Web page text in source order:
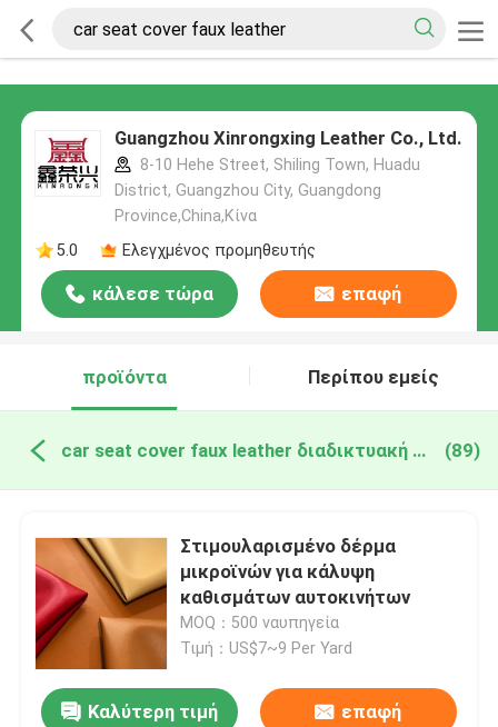
Guangzhou Xinrongxing Leather Co., Ltd.
8-10 Hehe Street, Shiling Town, Huadu
District, Guangzhou City, Guangdong
Province,China,Κίνα
5.0
Ελεγχμένος προμηθευτής
κάλεσε τώρα επαφή
προϊόντα Περίπου εμείς
car seat cover faux leather διαδικτυακή κατασκευή (89)
Στιμουλαρισμένο δέρμα
μικροϊνών για κάλυψη
καθισμάτων αυτοκινήτων
MOQ：500 ναυπηγεία
Τιμή：US$7~9 Per Yard
Καλύτερη τιμή επαφή